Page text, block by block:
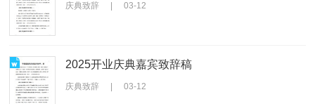
庆典致辞 03-12
2025开业庆典嘉宾致辞稿
庆典致辞 03-12